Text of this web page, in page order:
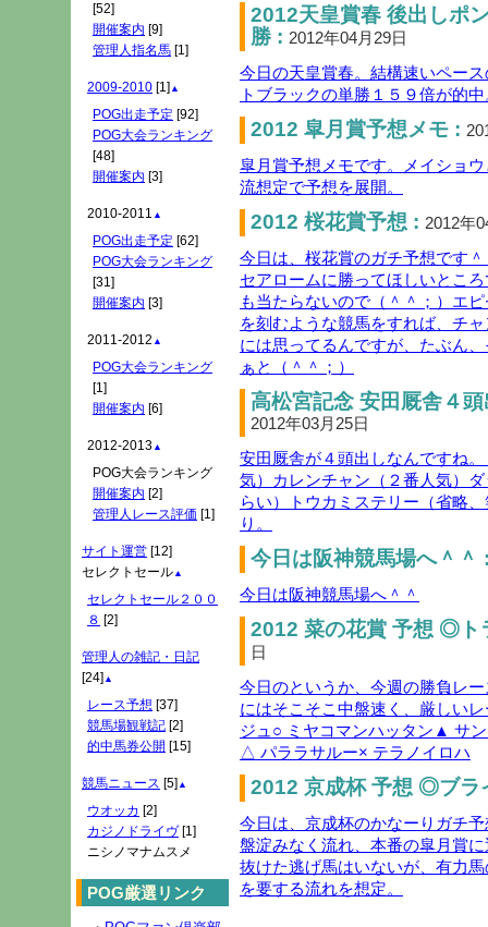
2012天皇賞春 後出しポ
勝 : 2012年04月29日
今日の天皇賞春。結構速いペー
トブラックの単勝１５９倍が的
2012 皐月賞予想メモ :
皐月賞予想メモです。メイショ
流想定で予想を展開。
2012 桜花賞予想 : 2012年
今日は、桜花賞のガチ予想です
セアロームに勝ってほしいとこ
も当たらないので（＾＾；）エ
を刻むような競馬をすれば、チ
には思ってるんですが、たぶん
ぁと（＾＾；）
高松宮記念 安田厩舎４
2012年03月25日
安田厩舎が４頭出しなんですね
気）カレンチャン（２番人気）
らい）トウカミステリー（省略
り。
今日は阪神競馬場へ＾＾
今日は阪神競馬場へ＾＾
2012 菜の花賞 予想 ◎ト
日
今日のというか、今週の勝負レ
にはそこそこ中盤速く、厳しい
ジュ○ ミヤコマンハッタン▲ サ
△ パララサルー× テラノイロハ
2012 京成杯 予想 ◎ブラ
今日は、京成杯のかなーりガチ
盤淀みなく流れ、本番の皐月賞
抜けた逃げ馬はいないが、有力
を要する流れを想定。
[52]
開催案内 [9]
管理人指名馬 [1]
2009-2010 [1] ▲
POG出走予定 [92]
POG大会ランキング
[48]
開催案内 [3]
2010-2011 ▲
POG出走予定 [62]
POG大会ランキング
[31]
開催案内 [3]
2011-2012 ▲
POG大会ランキング
[1]
開催案内 [6]
2012-2013 ▲
POG大会ランキング
開催案内 [2]
管理人レース評価 [1]
サイト運営 [12]
セレクトセール ▲
セレクトセール２００
８ [2]
管理人の雑記・日記
[24] ▲
レース予想 [37]
競馬場観戦記 [2]
的中馬券公開 [15]
競馬ニュース [5] ▲
ウオッカ [2]
カジノドライヴ[1]
ニシノマナムスメ
POG厳選リンク